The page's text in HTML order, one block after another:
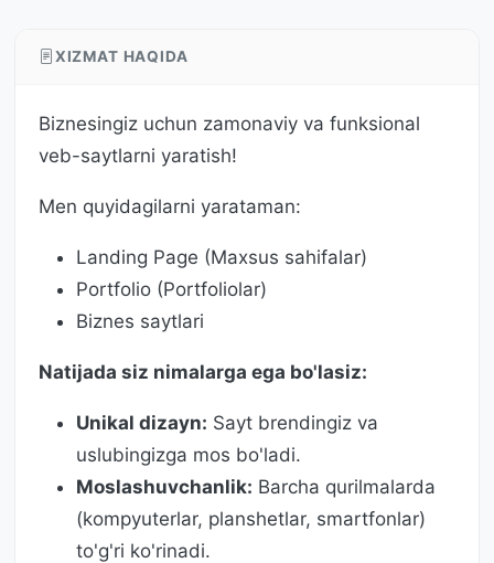
XIZMAT HAQIDA
Biznesingiz uchun zamonaviy va funksional
veb-saytlarni yaratish!
Men quyidagilarni yarataman:
Landing Page (Maxsus sahifalar)
Portfolio (Portfoliolar)
Biznes saytlari
Natijada siz nimalarga ega bo'lasiz:
Unikal dizayn: Sayt brendingiz va
uslubingizga mos bo'ladi.
Moslashuvchanlik: Barcha qurilmalarda
(kompyuterlar, planshetlar, smartfonlar)
to'g'ri ko'rinadi.